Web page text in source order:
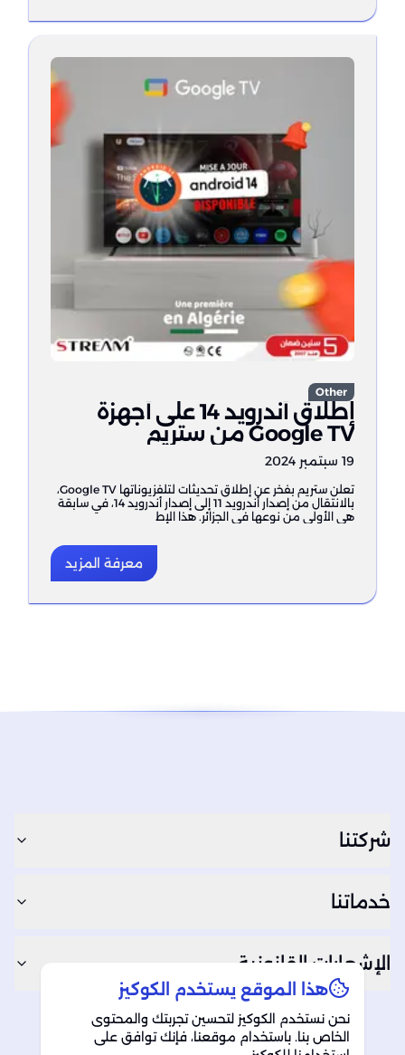
Other
إطلاق أندرويد 14 على أجهزة
Google TV من ستريم
19 سبتمبر 2024
تعلن ستريم بفخر عن إطلاق تحديثات لتلفزيوناتها Google TV،
بالانتقال من إصدار أندرويد 11 إلى إصدار أندرويد 14، في سابقة
هي الأولى من نوعها في الجزائر. هذا الإط
معرفة المزيد
شركتنا
خدماتنا
الإشعارات القانونية
Facebook
Instagram
LinkedIn
RSS Feed
هذا الموقع يستخدم الكوكيز
نحن نستخدم الكوكيز لتحسين تجربتك والمحتوى
الخاص بنا. باستخدام موقعنا، فإنك توافق على